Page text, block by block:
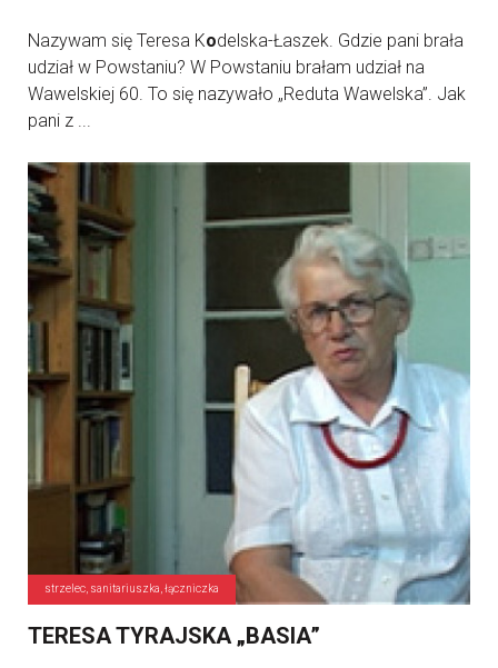
Nazywam się Teresa Kodelska-Łaszek. Gdzie pani brała
udział w Powstaniu? W Powstaniu brałam udział na
Wawelskiej 60. To się nazywało „Reduta Wawelska”. Jak
pani z ...
strzelec, sanitariuszka, łączniczka
TERESA TYRAJSKA „BASIA”